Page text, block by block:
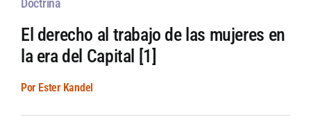
Doctrina
El derecho al trabajo de las mujeres en
la era del Capital [1]
Por Ester Kandel